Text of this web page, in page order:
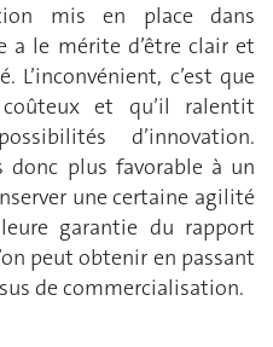
mis en place dans
a le mérite d’être clair et
L’inconvénient, c’est que
et qu’il ralentit
d’innovation.
donc plus favorable à un
une certaine agilité
garantie du rapport
peut obtenir en passant
de commercialisation.